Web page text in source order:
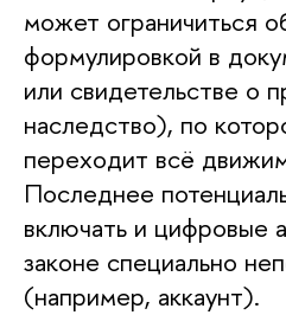
может ограничиться
формулировкой в
или свидетельстве о
наследство), по
переходит всё
Последнее
включать и цифровые
законе специально
(например, аккаунт).